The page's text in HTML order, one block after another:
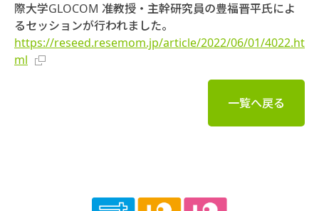
際大学GLOCOM 准教授・主幹研究員の豊福晋平氏によ
るセッションが行われました。
https://reseed.resemom.jp/article/2022/06/01/4022.ht
ml
一覧へ戻る